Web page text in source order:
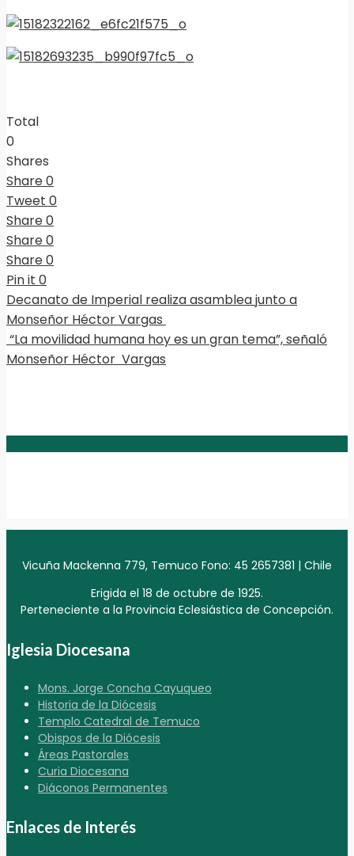
Total
0
Shares
Share0
Tweet 0
Share0
Share0
Share0
Pin it 0
Decanato de Imperial realiza asamblea junto a
Monseñor Héctor Vargas
“La movilidad humana hoy es un gran tema”, señaló
Monseñor Héctor Vargas
Vicuña Mackenna 779, Temuco Fono: 45 2657381 | Chile
Erigida el 18 de octubre de 1925.
Perteneciente a la Provincia Eclesiástica de Concepción.
Iglesia Diocesana
Mons. Jorge Concha Cayuqueo
Historia de la Diócesis
Templo Catedral de Temuco
Obispos de la Diócesis
Áreas Pastorales
Curia Diocesana
Diáconos Permanentes
Enlaces de Interés